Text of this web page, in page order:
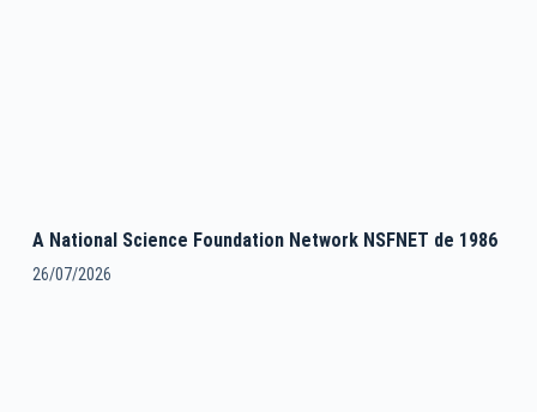
A National Science Foundation Network NSFNET de 1986
26/07/2026